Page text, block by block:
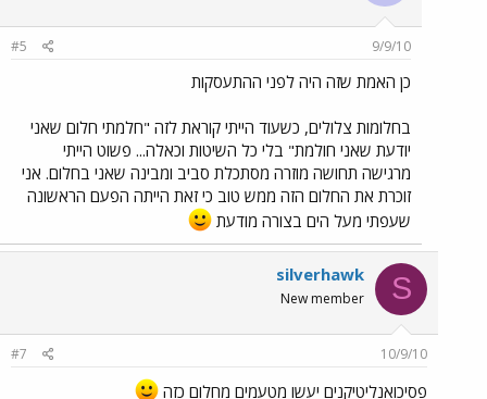
9/9/10
#5
כן האמת שזה היה לפני ההתעסקות
בחלומות צלולים, כשעוד הייתי קוראת לזה "חלמתי חלום שאני
יודעת שאני חולמת" בלי כל השיטות וכאלה... פשוט הייתי
מרגישה תחושה מוזרה מסתכלת סביב ומבינה שאני בחלום. אני
זוכרת את החלום הזה ממש טוב כי זאת הייתה הפעם הראשונה
שעפתי מעל הים בצורה מודעת
S
silverhawk
New member
10/9/10
#7
פסיכואנליטיקנים יעשו מטעמים מחלום כזה